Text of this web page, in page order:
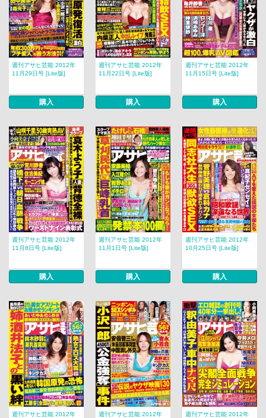
週刊アサヒ芸能 2012年
11月29日号 [Lite版]
購入
週刊アサヒ芸能 2012年
11月22日号 [Lite版]
購入
週刊アサヒ芸能 2012年
11月15日号 [Lite版]
購入
週刊アサヒ芸能 2012年
11月8日号 [Lite版]
購入
週刊アサヒ芸能 2012年
11月1日号 [Lite版]
購入
週刊アサヒ芸能 2012年
10月25日号 [Lite版]
購入
週刊アサヒ芸能 2012年
週刊アサヒ芸能 2012年
週刊アサヒ芸能 2012年